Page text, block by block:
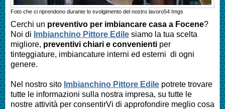
Foto che ci riprendono durante lo svolgimento del nostro lavoro54 Imgs
Cerchi un preventivo per imbiancare casa a Focene?
Noi di Imbianchino Pittore Edile siamo la tua scelta
migliore, preventivi chiari e convenienti per
tinteggiature, imbiancature interni ed esterni di ogni
genere.
Nel nostro sito Imbianchino Pittore Edile potrete trovare
tutte le informazioni sulla nostra impresa, su tutte le
nostre attività per consentirVi di approfondire meglio cosa